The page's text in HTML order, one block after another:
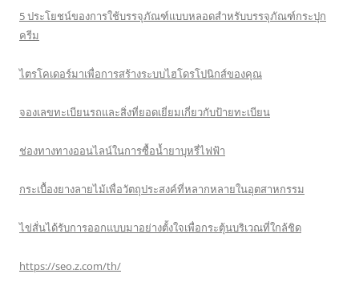
5 ประโยชน์ของการใช้บรรจุภัณฑ์แบบหลอดสำหรับบรรจุภัณฑ์กระปุก
ครีม
ไตรโคเดอร์มาเพื่อการสร้างระบบไฮโดรโปนิกส์ของคุณ
จองเลขทะเบียนรถและสิ่งที่ยอดเยี่ยมเกี่ยวกับป้ายทะเบียน
ช่องทางทางออนไลน์ในการซื้อน้ำยาบุหรี่ไฟฟ้า
กระเบื้องยางลายไม้เพื่อวัตถุประสงค์ที่หลากหลายในอุตสาหกรรม
ไข่สั่นได้รับการออกแบบมาอย่างตั้งใจเพื่อกระตุ้นบริเวณที่ใกล้ชิด
https://seo.z.com/th/